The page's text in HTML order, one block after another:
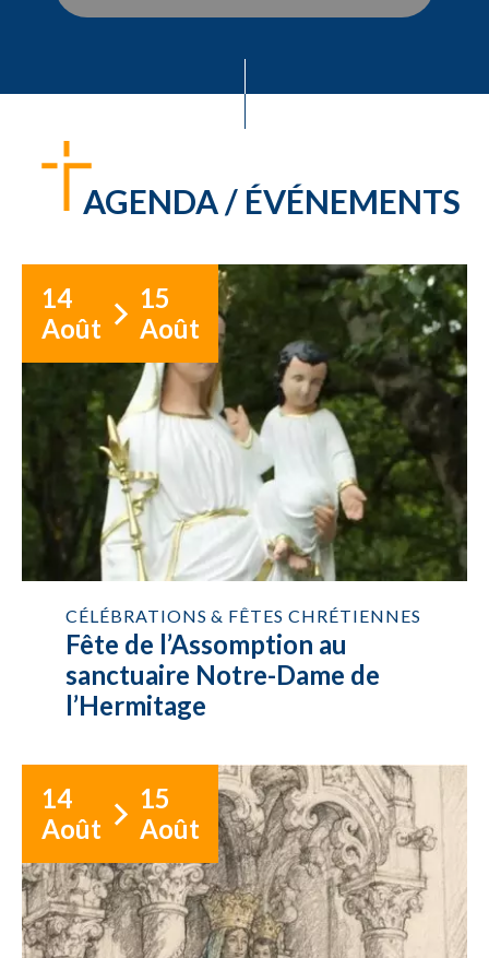
AGENDA / ÉVÉNEMENTS
14
Août
15
Août
CÉLÉBRATIONS & FÊTES CHRÉTIENNES
Fête de l’Assomption au
sanctuaire Notre-Dame de
l’Hermitage
14
Août
15
Août